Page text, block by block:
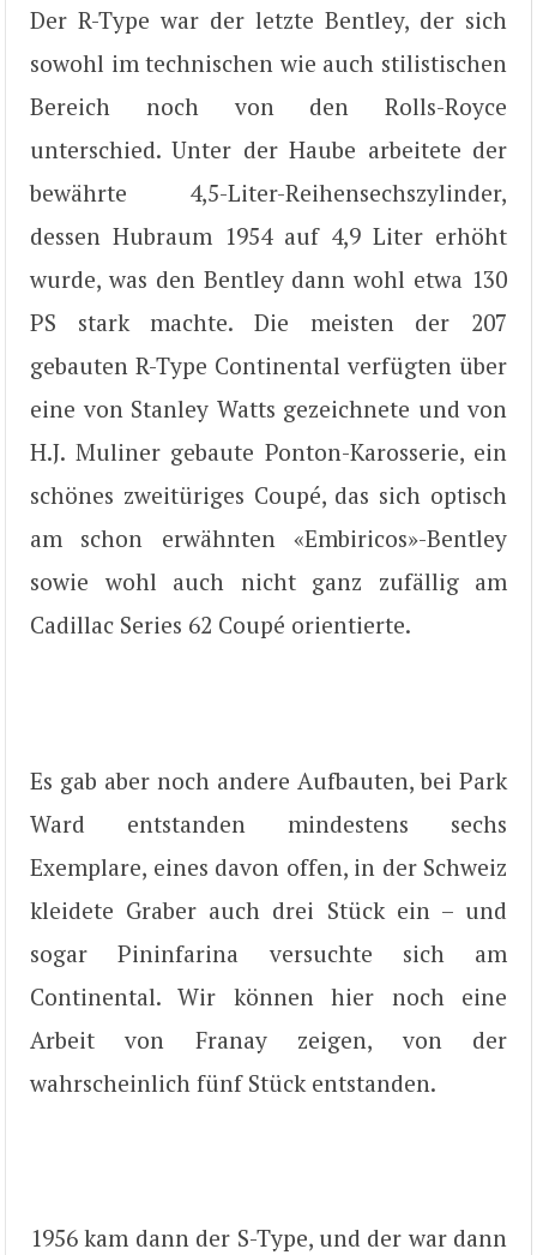
Der R-Type war der letzte Bentley, der sich
sowohl im technischen wie auch stilistischen
Bereich noch von den Rolls-Royce
unterschied. Unter der Haube arbeitete der
bewährte 4,5-Liter-Reihensechszylinder,
dessen Hubraum 1954 auf 4,9 Liter erhöht
wurde, was den Bentley dann wohl etwa 130
PS stark machte. Die meisten der 207
gebauten R-Type Continental verfügten über
eine von Stanley Watts gezeichnete und von
H.J. Muliner gebaute Ponton-Karosserie, ein
schönes zweitüriges Coupé, das sich optisch
am schon erwähnten «Embiricos»-Bentley
sowie wohl auch nicht ganz zufällig am
Cadillac Series 62 Coupé orientierte.
Es gab aber noch andere Aufbauten, bei Park
Ward entstanden mindestens sechs
Exemplare, eines davon offen, in der Schweiz
kleidete Graber auch drei Stück ein – und
sogar Pininfarina versuchte sich am
Continental. Wir können hier noch eine
Arbeit von Franay zeigen, von der
wahrscheinlich fünf Stück entstanden.
1956 kam dann der S-Type, und der war dann